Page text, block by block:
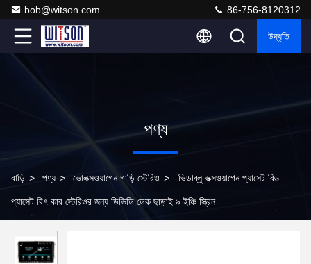
bob@witson.com 86-756-8120312
উদ্ধৃতি
পণ্য
বাড়ি > পণ্য > ভোলক্সওয়াগেন গাড়ি স্টেরিও > ভিডাব্লু ভক্সওয়াগেন প্যাসেট বি৬
প্যাসেট বি৭ কার স্টেরিওর জন্য ডিভিডি ডেক ছাড়াই ৯ ইঞ্চি স্ক্রিন